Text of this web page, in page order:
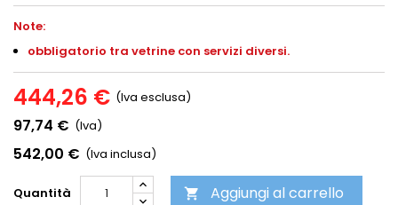
Note:
obbligatorio tra vetrine con servizi diversi.
444,26 € (Iva esclusa)
97,74 € (Iva)
542,00 € (Iva inclusa)
Quantità  Aggiungi al carrello